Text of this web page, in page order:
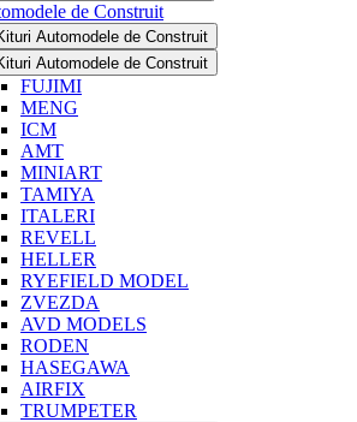
de Construit
Automodele de Construit
Automodele de Construit
FUJIMI
MENG
ICM
AMT
MINIART
TAMIYA
ITALERI
REVELL
HELLER
RYEFIELD MODEL
ZVEZDA
AVD MODELS
RODEN
HASEGAWA
AIRFIX
TRUMPETER